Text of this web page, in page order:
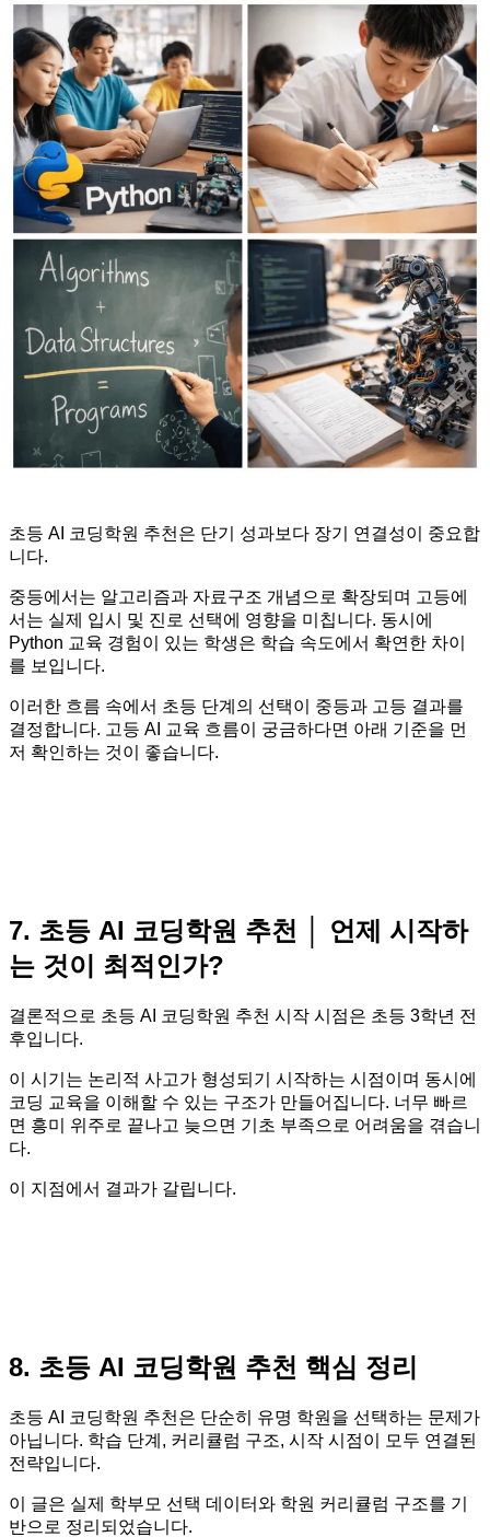
초등 AI 코딩학원 추천은 단기 성과보다 장기 연결성이 중요합
니다.
중등에서는 알고리즘과 자료구조 개념으로 확장되며 고등에
서는 실제 입시 및 진로 선택에 영향을 미칩니다. 동시에
Python 교육 경험이 있는 학생은 학습 속도에서 확연한 차이
를 보입니다.
이러한 흐름 속에서 초등 단계의 선택이 중등과 고등 결과를
결정합니다. 고등 AI 교육 흐름이 궁금하다면 아래 기준을 먼
저 확인하는 것이 좋습니다.
7. 초등 AI 코딩학원 추천 │ 언제 시작하
는 것이 최적인가?
결론적으로 초등 AI 코딩학원 추천 시작 시점은 초등 3학년 전
후입니다.
이 시기는 논리적 사고가 형성되기 시작하는 시점이며 동시에
코딩 교육을 이해할 수 있는 구조가 만들어집니다. 너무 빠르
면 흥미 위주로 끝나고 늦으면 기초 부족으로 어려움을 겪습니
다.
이 지점에서 결과가 갈립니다.
8. 초등 AI 코딩학원 추천 핵심 정리
초등 AI 코딩학원 추천은 단순히 유명 학원을 선택하는 문제가
아닙니다. 학습 단계, 커리큘럼 구조, 시작 시점이 모두 연결된
전략입니다.
이 글은 실제 학부모 선택 데이터와 학원 커리큘럼 구조를 기
반으로 정리되었습니다.